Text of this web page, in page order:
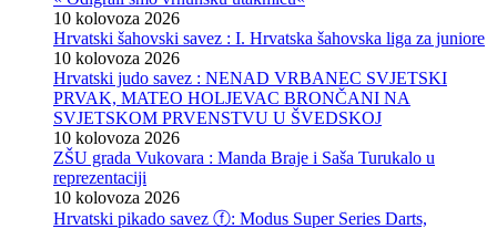
10 kolovoza 2026
Hrvatski šahovski savez : I. Hrvatska šahovska liga za juniore
10 kolovoza 2026
Hrvatski judo savez : NENAD VRBANEC SVJETSKI
PRVAK, MATEO HOLJEVAC BRONČANI NA
SVJETSKOM PRVENSTVU U ŠVEDSKOJ
10 kolovoza 2026
ZŠU grada Vukovara : Manda Braje i Saša Turukalo u
reprezentaciji
10 kolovoza 2026
Hrvatski pikado savez ⓕ: Modus Super Series Darts,